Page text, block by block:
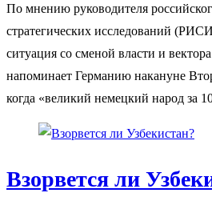
По мнению руководителя
стратегических исследований
ситуация со сменой власти и
напоминает Германию накануне
когда «великий немецкий народ за
Взорвется ли